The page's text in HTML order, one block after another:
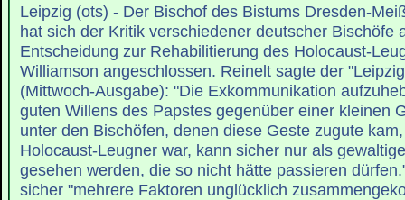
Leipzig (ots) - Der Bischof des Bistums Dresden-Meißen
hat sich der Kritik verschiedener deutscher Bischöfe
Entscheidung zur Rehabilitierung des Holocaust-
Williamson angeschlossen. Reinelt sagte der
(Mittwoch-Ausgabe): "Die Exkommunikation
guten Willens des Papstes gegenüber einer kleinen
unter den Bischöfen, denen diese Geste zugute
Holocaust-Leugner war, kann sicher nur als
gesehen werden, die so nicht hätte passieren
sicher "mehrere Faktoren unglücklich